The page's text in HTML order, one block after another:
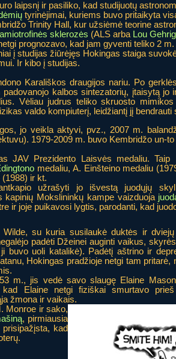
laipsnį ir pasiliko, kad studijuotų
tyrinėjimai, kuriems buvo pritaikyta
Trinity Hall, kur užsiėmė teorine
sklerozės (ALS arba Lou
prognozavo, kad jam gyventi teliko 2
į studijas žiūrėjęs Hokingas staiga
Ir kibo į studijas.
Karališkos draugijos nariu. Po
padovanojo kalbos sintezatorių, įtaisytą jo
Vėliau judrus teliko skruosto
valdo kompiuterį, leidžiantį jį bendrauti
jo veikla aktyvi, pvz., 2007 m.
1979-2009 m. buvo Kembridžo un-
JAV Prezidento Laisvės medaliu.
medaliu, A. Einšteino medaliu
ir kt.
užrašyti jo išvestą juodųjų
kapinių Mokslininkų kampe vaizduoja
ir joje puikavosi lygtis, parodanti, kad
su kuria susilaukė duktės ir
padėti Džeinei auginti vaikus,
buvo uoli katalikė). Padėtį aštrino ir
Hokingas pradžioje netgi tam
m., jis vedė savo slaugę Elaine
kad Elaine netgi fiziškai smurtavo
žmona ir vaikais.
Monroe ir sako,
, pirmiausia
kad